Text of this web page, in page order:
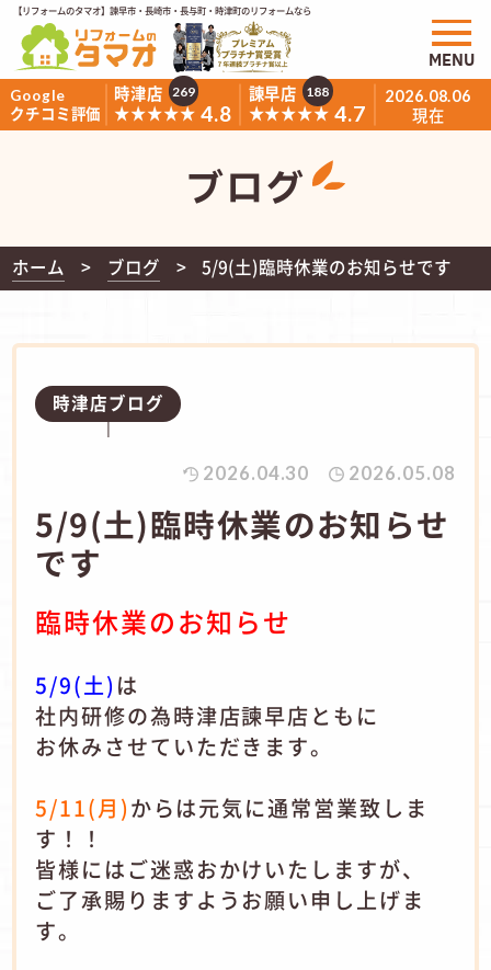
【リフォームのタマオ】諫早市・長崎市・長与町・時津町のリフォームなら
Google
クチコミ評価
時津店
★★★★★ 4.8
269
諫早店
★★★★★ 4.7
188 2026.08.06
現在
MENU
ブログ
ホーム ブログ 5/9(土)臨時休業のお知らせです
時津店ブログ
2026.04.30 2026.05.08
5/9(土)臨時休業のお知らせ
です
臨時休業のお知らせ
5/9(土) は
社内研修の為時津店諫早店ともに
お休みさせていただきます。
5/11(月)からは元気に通常営業致しま
す！！
皆様にはご迷惑おかけいたしますが、
ご了承賜りますようお願い申し上げま
す。